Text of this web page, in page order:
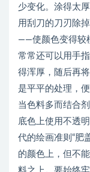
少变化。涂得太
用刮刀的刀刃除
——使颜色变得较
常常还可以用手
得浑厚，随后再
是平平的处理，
当色料多而结合
底色上使用不透
代的绘画准则“肥
的颜色上，但不